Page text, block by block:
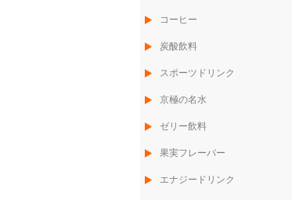
コーヒー
炭酸飲料
スポーツドリンク
京極の名水
ゼリー飲料
果実フレーバー
エナジードリンク